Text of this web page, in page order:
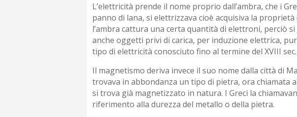
L’elettricità prende il nome proprio dall’ambra, che i
panno di lana, si elettrizzava cioè acquisiva la
l’ambra cattura una certa quantità di elettroni, perciò
anche oggetti privi di carica, per induzione elettrica,
tipo di elettricità conosciuto fino al termine del XVIII sec.
Il magnetismo deriva invece il suo nome dalla città di
trovava in abbondanza un tipo di pietra, ora chiamata
si trova già magnetizzato in natura. I Greci la
riferimento alla durezza del metallo o della pietra.